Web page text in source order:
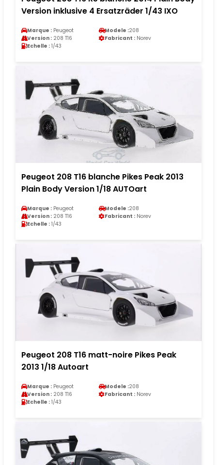
Version inklusive 4 Ersatzräder 1/43 IXO
Marque : Peugeot Modele :208
Version : 208 T16 Fabricant : Norev
Echelle : 1/43
Peugeot 208 T16 blanche Pikes Peak 2013
Plain Body Version 1/18 AUTOart
Marque : Peugeot Modele :208
Version : 208 T16 Fabricant : Norev
Echelle : 1/43
Peugeot 208 T16 matt-noire Pikes Peak
2013 1/18 Autoart
Marque : Peugeot Modele :208
Version : 208 T16 Fabricant : Norev
Echelle : 1/43